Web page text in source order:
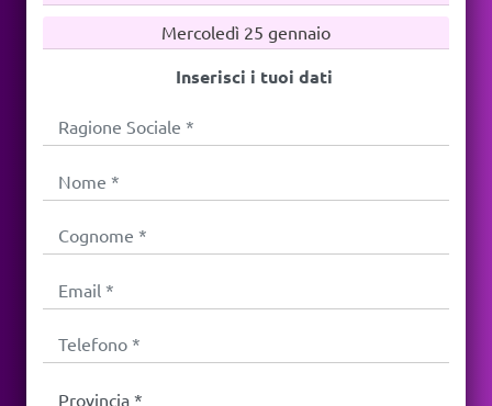
Mercoledì 25 gennaio
Inserisci i tuoi dati